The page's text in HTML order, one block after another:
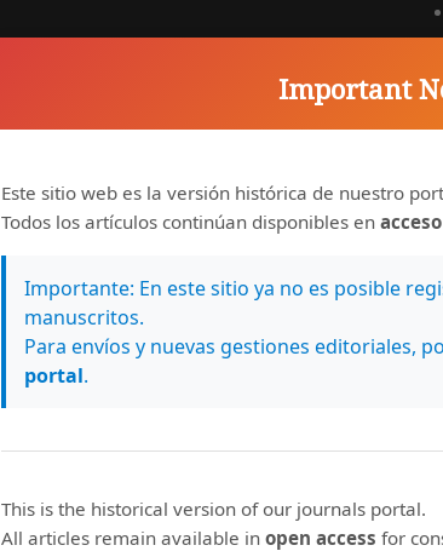
Important
Este sitio web es la versión histórica de nuestro
Todos los artículos continúan disponibles en
Importante: En este sitio ya no es posible
manuscritos.
Para envíos y nuevas gestiones editoriales,
portal.
This is the historical version of our journals portal.
All articles remain available in open access for